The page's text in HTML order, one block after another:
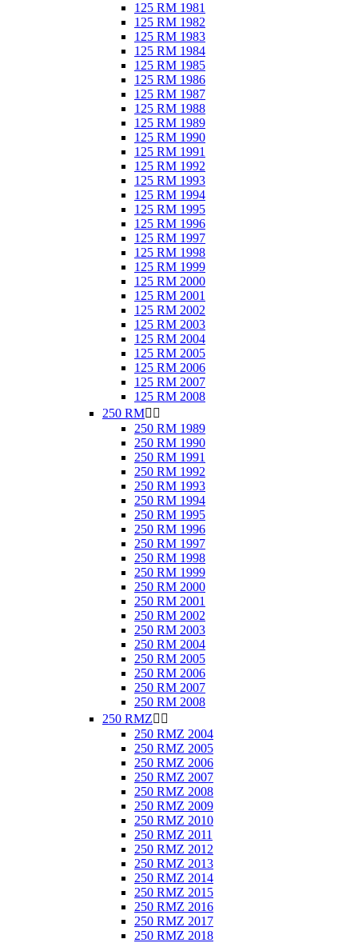
125 RM 1981
125 RM 1982
125 RM 1983
125 RM 1984
125 RM 1985
125 RM 1986
125 RM 1987
125 RM 1988
125 RM 1989
125 RM 1990
125 RM 1991
125 RM 1992
125 RM 1993
125 RM 1994
125 RM 1995
125 RM 1996
125 RM 1997
125 RM 1998
125 RM 1999
125 RM 2000
125 RM 2001
125 RM 2002
125 RM 2003
125 RM 2004
125 RM 2005
125 RM 2006
125 RM 2007
125 RM 2008
250 RM 
250 RM 1989
250 RM 1990
250 RM 1991
250 RM 1992
250 RM 1993
250 RM 1994
250 RM 1995
250 RM 1996
250 RM 1997
250 RM 1998
250 RM 1999
250 RM 2000
250 RM 2001
250 RM 2002
250 RM 2003
250 RM 2004
250 RM 2005
250 RM 2006
250 RM 2007
250 RM 2008
250 RMZ 
250 RMZ 2004
250 RMZ 2005
250 RMZ 2006
250 RMZ 2007
250 RMZ 2008
250 RMZ 2009
250 RMZ 2010
250 RMZ 2011
250 RMZ 2012
250 RMZ 2013
250 RMZ 2014
250 RMZ 2015
250 RMZ 2016
250 RMZ 2017
250 RMZ 2018